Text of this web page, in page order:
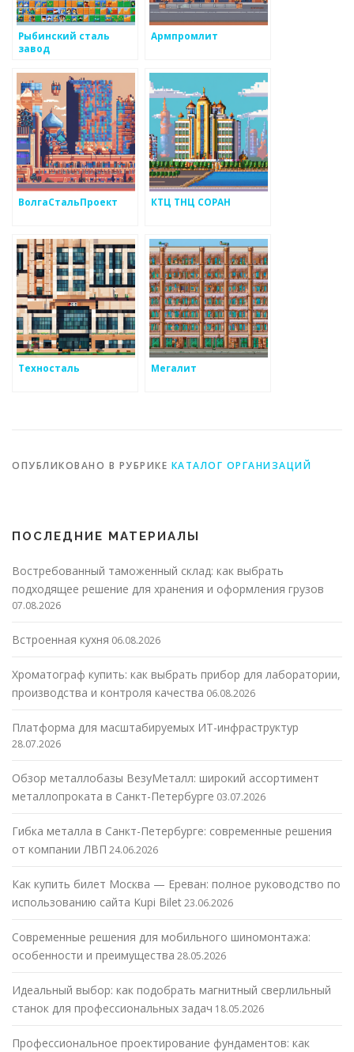
Рыбинский сталь
завод
Армпромлит
ВолгаСтальПроект КТЦ ТНЦ СОРАН
Техносталь Мегалит
ОПУБЛИКОВАНО В РУБРИКЕ КАТАЛОГ ОРГАНИЗАЦИЙ
ПОСЛЕДНИЕ МАТЕРИАЛЫ
Востребованный таможенный склад: как выбрать
подходящее решение для хранения и оформления грузов
07.08.2026
Встроенная кухня 06.08.2026
Хроматограф купить: как выбрать прибор для лаборатории,
производства и контроля качества 06.08.2026
Платформа для масштабируемых ИТ-инфраструктур
28.07.2026
Обзор металлобазы ВезуМеталл: широкий ассортимент
металлопроката в Санкт-Петербурге 03.07.2026
Гибка металла в Санкт-Петербурге: современные решения
от компании ЛВП 24.06.2026
Как купить билет Москва — Ереван: полное руководство по
использованию сайта Kupi Bilet23.06.2026
Современные решения для мобильного шиномонтажа:
особенности и преимущества 28.05.2026
Идеальный выбор: как подобрать магнитный сверлильный
станок для профессиональных задач 18.05.2026
Профессиональное проектирование фундаментов: как